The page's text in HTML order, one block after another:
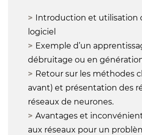
Introduction et utilisation
logiciel
Exemple d’un
débruitage ou en
Retour sur les méthodes
avant) et présentation des
réseaux de neurones.
Avantages et
aux réseaux pour un